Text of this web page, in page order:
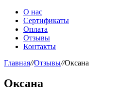
О нас
Сертификаты
Оплата
Отзывы
Контакты
Главная//Отзывы//Оксана
Оксана